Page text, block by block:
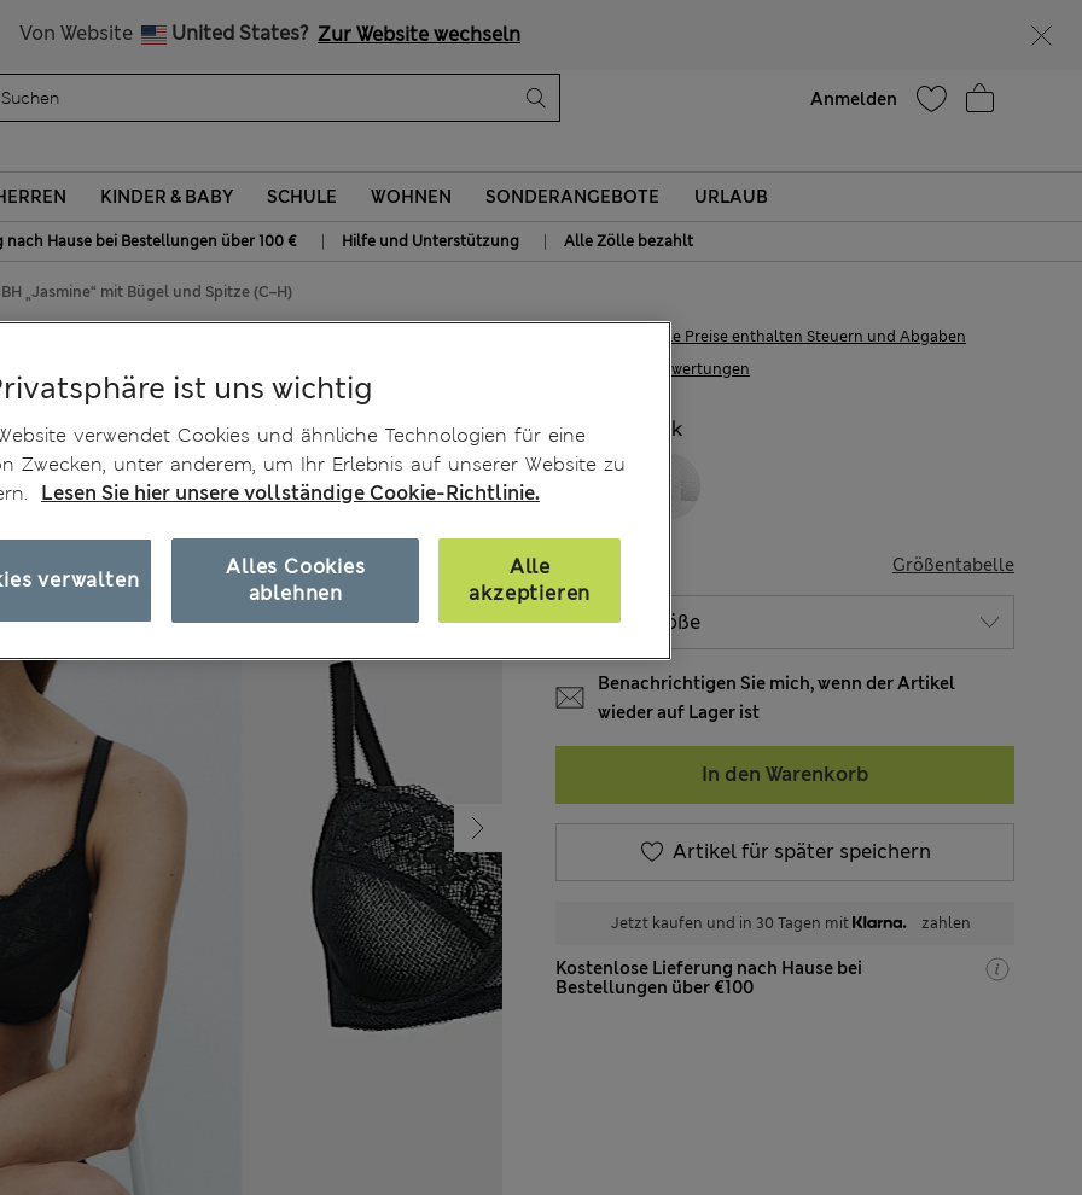
Von Website United States? Zur Website wechseln
Anmelden
KINDER & BABY SCHULE WOHNEN SONDERANGEBOTE URLAUB
Hause bei Bestellungen über 100 € | Hilfe und Unterstützung | Alle Zölle bezahlt
„Jasmine“ mit Bügel und Spitze (C–H)
mit Bügel und Spitze (C– 91 Bewertungen
€15.00 Alle Preise enthalten Steuern und Abgaben
FARBE: Black
Größentabelle
Benachrichtigen Sie mich, wenn der Artikel
wieder auf Lager ist
In den Warenkorb
Artikel für später speichern
Jetzt kaufen und in 30 Tagen mit zahlen
Kostenlose Lieferung nach Hause bei
Bestellungen über €100
ist uns wichtig
verwendet Cookies und ähnliche Technologien für eine
Zwecken, unter anderem, um Ihr Erlebnis auf unserer Website zu
Lesen Sie hier unsere vollständige Cookie-Richtlinie.
Alles Cookies
ablehnen
Alle
akzeptieren
verwalten